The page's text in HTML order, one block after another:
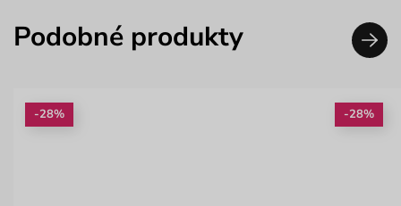
Podobné produkty
-28% -28%